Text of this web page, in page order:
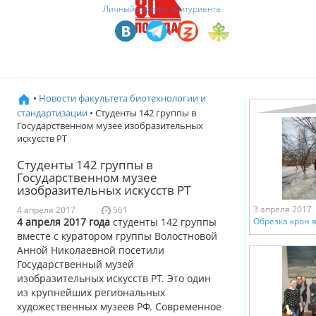
Личный кабинет абитуриента
• Новости факультета биотехнологии и
стандартизации • Студенты 142 группы в
Государственном музее изобразительных
искусств РТ
Студенты 142 группы в
Государственном музее
изобразительных искусств РТ
4 апреля 2017 561
4 апреля 2017 года студенты 142 группы
вместе с куратором группы Волостновой
Анной Николаевной посетили
Государственный музей
изобразительных искусств РТ. Это один
из крупнейших региональных
художественных музеев РФ. Современное
3 апреля 2017
Обрезка крон